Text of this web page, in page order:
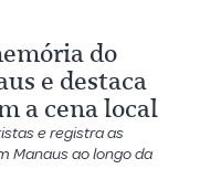
do
e destaca
a cena local
e registra as
Manaus ao longo da